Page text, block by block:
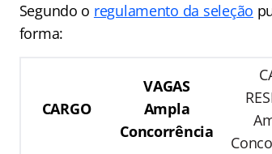
Segundo o regulamento da seleção
forma:
CARGO
VAGAS
Ampla
Concorrência